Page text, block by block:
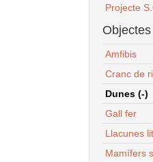
Projecte
Amfibis
Cranc de
Dunes (-)
Gall fer
Llacunes
Mamífers